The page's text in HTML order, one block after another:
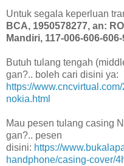
Untuk segala keperluan
BCA, 1950578277, an:
Mandiri, 117-006-606-
Butuh tulang tengah
gan?.. boleh cari disini ya:
https://
nokia.html
Mau pesen tulang casing
gan?.. pesen
disini: https://
handphone/casing-cover/